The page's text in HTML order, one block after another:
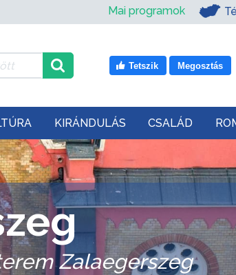
Mai programok
Tetszik Megosztás
KIRÁNDULÁS CSALÁD
Zalaegerszeg